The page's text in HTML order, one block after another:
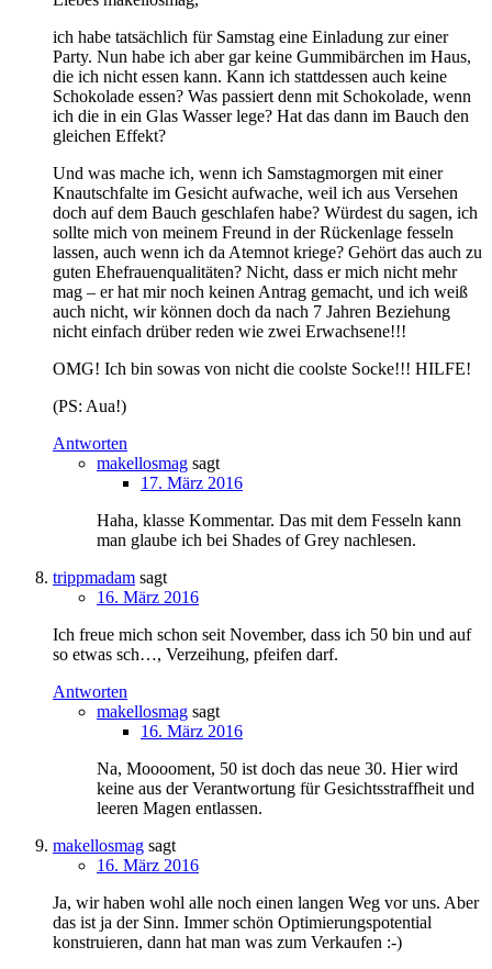
ich habe tatsächlich für Samstag eine Einladung zur einer
Party. Nun habe ich aber gar keine Gummibärchen im Haus,
die ich nicht essen kann. Kann ich stattdessen auch keine
Schokolade essen? Was passiert denn mit Schokolade, wenn
ich die in ein Glas Wasser lege? Hat das dann im Bauch den
gleichen Effekt?
Und was mache ich, wenn ich Samstagmorgen mit einer
Knautschfalte im Gesicht aufwache, weil ich aus Versehen
doch auf dem Bauch geschlafen habe? Würdest du sagen, ich
sollte mich von meinem Freund in der Rückenlage fesseln
lassen, auch wenn ich da Atemnot kriege? Gehört das auch zu
guten Ehefrauenqualitäten? Nicht, dass er mich nicht mehr
mag – er hat mir noch keinen Antrag gemacht, und ich weiß
auch nicht, wir können doch da nach 7 Jahren Beziehung
nicht einfach drüber reden wie zwei Erwachsene!!!
OMG! Ich bin sowas von nicht die coolste Socke!!! HILFE!
(PS: Aua!)
Antworten
makellosmag sagt
17. März 2016
Haha, klasse Kommentar. Das mit dem Fesseln kann
man glaube ich bei Shades of Grey nachlesen.
trippmadam sagt
16. März 2016
Ich freue mich schon seit November, dass ich 50 bin und auf
so etwas sch…, Verzeihung, pfeifen darf.
Antworten
makellosmag sagt
16. März 2016
Na, Mooooment, 50 ist doch das neue 30. Hier wird
keine aus der Verantwortung für Gesichtsstraffheit und
leeren Magen entlassen.
makellosmag sagt
16. März 2016
Ja, wir haben wohl alle noch einen langen Weg vor uns. Aber
das ist ja der Sinn. Immer schön Optimierungspotential
konstruieren, dann hat man was zum Verkaufen :-)